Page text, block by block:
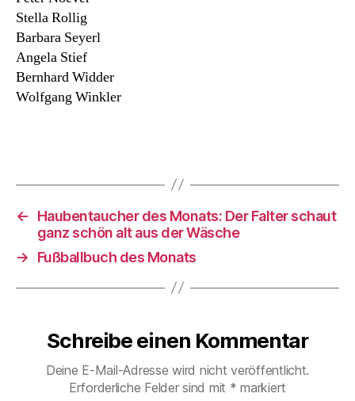
Stella Rollig
Barbara Seyerl
Angela Stief
Bernhard Widder
Wolfgang Winkler
←
Haubentaucher des Monats: Der Falter schaut
ganz schön alt aus der Wäsche
→
Fußballbuch des Monats
Schreibe einen Kommentar
Deine E-Mail-Adresse wird nicht veröffentlicht.
Erforderliche Felder sind mit * markiert